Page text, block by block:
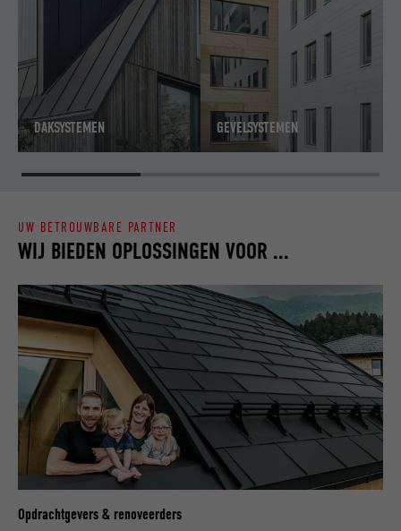
DAKSYSTEMEN GEVELSYSTEMEN
WIJ BIEDEN OPLOSSINGEN VOOR ...
UW BETROUWBARE PARTNER
Opdrachtgevers & renoveerders